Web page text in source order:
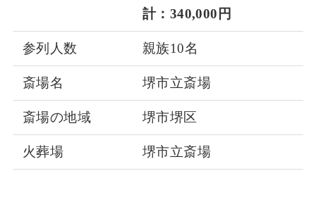
計：340,000円
参列人数 親族10名
斎場名 堺市立斎場
斎場の地域 堺市堺区
火葬場 堺市立斎場